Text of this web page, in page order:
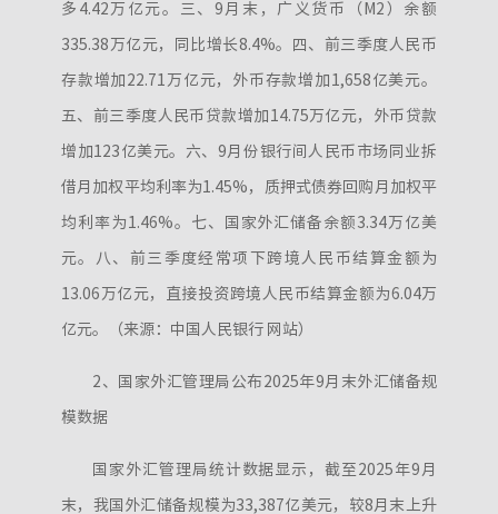
多4.42万亿元。三、9月末，广义货币（M2）余额
335.38万亿元，同比增长8.4%。四、前三季度人民币
存款增加22.71万亿元，外币存款增加1,658亿美元。
五、前三季度人民币贷款增加14.75万亿元，外币贷款
增加123亿美元。六、9月份银行间人民币市场同业拆
借月加权平均利率为1.45%，质押式债券回购月加权平
均利率为1.46%。七、国家外汇储备余额3.34万亿美
元。八、前三季度经常项下跨境人民币结算金额为
13.06万亿元，直接投资跨境人民币结算金额为6.04万
亿元。（来源：中国人民银行 网站）
2、国家外汇管理局公布2025年9月末外汇储备规
模数据
国家外汇管理局统计数据显示，截至2025年9月
末，我国外汇储备规模为33,387亿美元，较8月末上升